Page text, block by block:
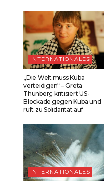
INTERNATIONALES
„Die Welt muss Kuba
verteidigen“ – Greta
Thunberg kritisiert US-
Blockade gegen Kuba und
ruft zu Solidarität auf
INTERNATIONALES